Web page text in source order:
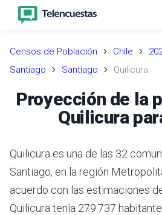
Censos de Población Chile
Santiago
Santiago Quilicura
Proyección de la
Quilicura
Quilicura es una de las 32
Santiago, en la región
acuerdo con las estimaciones
Quilicura tenía 279.737